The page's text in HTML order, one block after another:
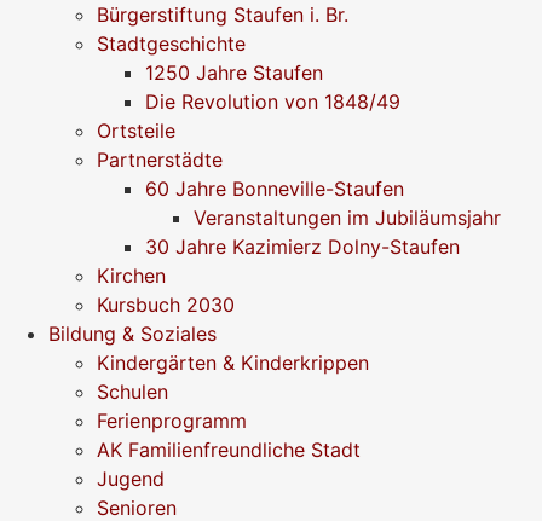
Bürgerstiftung Staufen i. Br.
Stadtgeschichte
1250 Jahre Staufen
Die Revolution von 1848/49
Ortsteile
Partnerstädte
60 Jahre Bonneville-Staufen
Veranstaltungen im Jubiläumsjahr
30 Jahre Kazimierz Dolny-Staufen
Kirchen
Kursbuch 2030
Bildung & Soziales
Kindergärten & Kinderkrippen
Schulen
Ferienprogramm
AK Familienfreundliche Stadt
Jugend
Senioren